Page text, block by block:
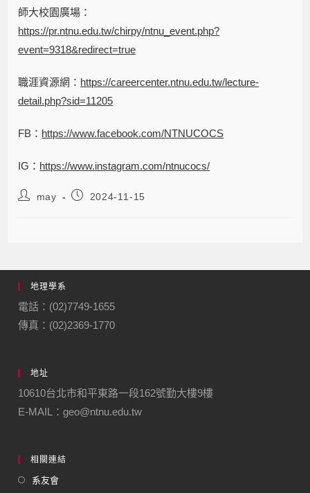
師大校園廣場：
https://pr.ntnu.edu.tw/chirpy/ntnu_event.php?
event=9318&redirect=true
職涯資源網： https://careercenter.ntnu.edu.tw/lecture-
detail.php?sid=11205
FB： https://www.facebook.com/NTNUCOCS
IG： https://www.instagram.com/ntnucocs/
may 2024-11-15
地理學系
電話：(02)7749-1655
傳真：(02)2369-1770
地址
10610台北市和平東路一段162號勤大樓9樓
E-MAIL：geo@ntnu.edu.tw
相關連結
系友會